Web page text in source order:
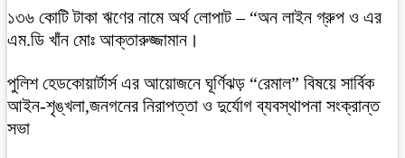
১৩৬ কোটি টাকা ঋণের নামে অর্থ লোপাট – “অন লাইন গ্রুপ ও এর
এম.ডি খাঁন মোঃ আক্তারুজ্জামান।
পুলিশ হেডকোয়ার্টার্স এর আয়োজনে ঘূর্ণিঝড় “রেমাল” বিষয়ে সার্বিক
আইন-শৃঙ্খলা,জনগনের নিরাপত্তা ও দুর্যোগ ব্যবস্থাপনা সংক্রান্ত
সভা